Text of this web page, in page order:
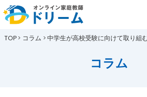
TOP コラム 中学生が高校受験に向けて取り組
コラム